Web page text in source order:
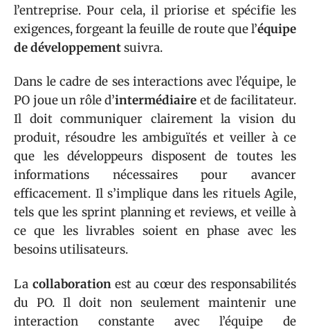
l’entreprise. Pour cela, il priorise et spécifie les
exigences, forgeant la feuille de route que l’équipe
de développementsuivra.
Dans le cadre de ses interactions avec l’équipe, le
PO joue un rôle d’intermédiaire et de facilitateur.
Il doit communiquer clairement la vision du
produit, résoudre les ambiguïtés et veiller à ce
que les développeurs disposent de toutes les
informations nécessaires pour avancer
efficacement. Il s’implique dans les rituels Agile,
tels que les sprint planning et reviews, et veille à
ce que les livrables soient en phase avec les
besoins utilisateurs.
La collaborationest au cœur des responsabilités
du PO. Il doit non seulement maintenir une
interaction constante avec l’équipe de